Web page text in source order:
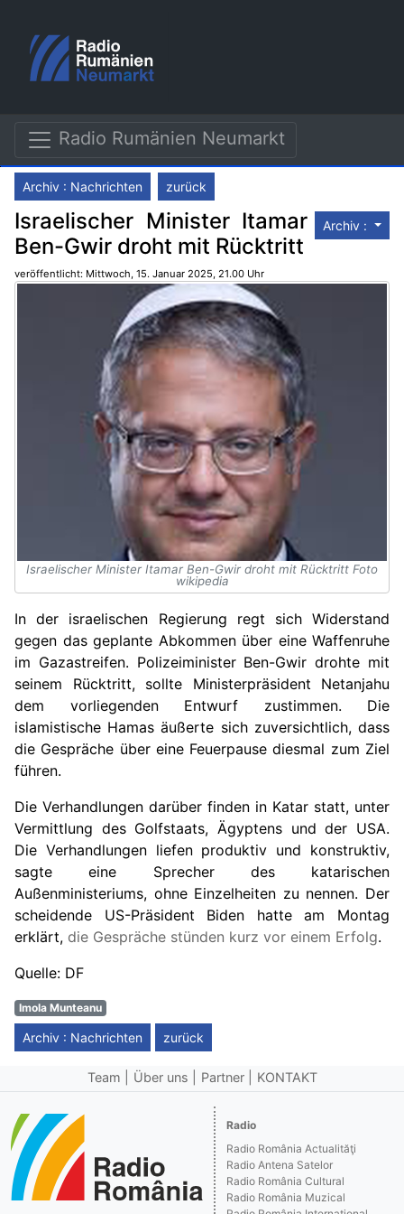
Radio Rumänien Neumarkt
Archiv : Nachrichten zurück
Archiv :
Israelischer Minister Itamar
Ben-Gwir droht mit Rücktritt
veröffentlicht: Mittwoch, 15. Januar 2025, 21.00 Uhr
Israelischer Minister Itamar Ben-Gwir droht mit Rücktritt Foto
wikipedia
In der israelischen Regierung regt sich Widerstand
gegen das geplante Abkommen über eine Waffenruhe
im Gazastreifen. Polizeiminister Ben-Gwir drohte mit
seinem Rücktritt, sollte Ministerpräsident Netanjahu
dem vorliegenden Entwurf zustimmen. Die
islamistische Hamas äußerte sich zuversichtlich, dass
die Gespräche über eine Feuerpause diesmal zum Ziel
führen.
Die Verhandlungen darüber finden in Katar statt, unter
Vermittlung des Golfstaats, Ägyptens und der USA.
Die Verhandlungen liefen produktiv und konstruktiv,
sagte eine Sprecher des katarischen
Außenministeriums, ohne Einzelheiten zu nennen. Der
scheidende US-Präsident Biden hatte am Montag
erklärt, die Gespräche stünden kurz vor einem Erfolg.
Quelle: DF
Imola Munteanu
Archiv : Nachrichten zurück
Team Über uns Partner KONTAKT
Radio
Radio România Actualităţi
Radio Antena Satelor
Radio România Cultural
Radio România Muzical